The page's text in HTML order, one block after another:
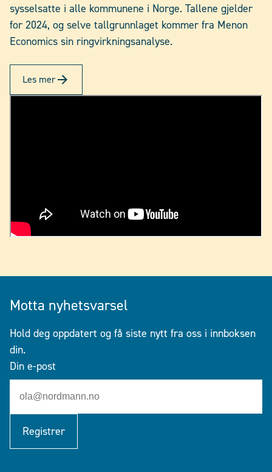
sysselsatte i alle kommunene i Norge. Tallene gjelder
for 2024, og selve tallgrunnlaget kommer fra Menon
Economics sin ringvirkningsanalyse.
Les mer
Motta nyhetsvarsel
Hold deg oppdatert og få siste nytt fra oss i innboksen
din.
Din e-post
Registrer